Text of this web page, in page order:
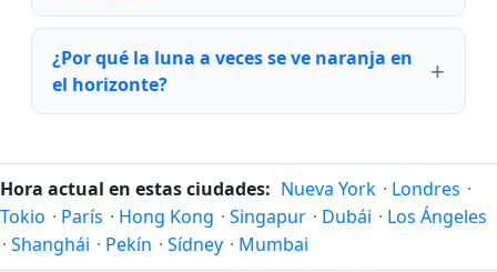
¿Por qué la luna a veces se ve naranja en
el horizonte?
Hora actual en estas ciudades: Nueva York · Londres ·
Tokio · París · Hong Kong · Singapur · Dubái · Los Ángeles
· Shanghái · Pekín · Sídney · Mumbai